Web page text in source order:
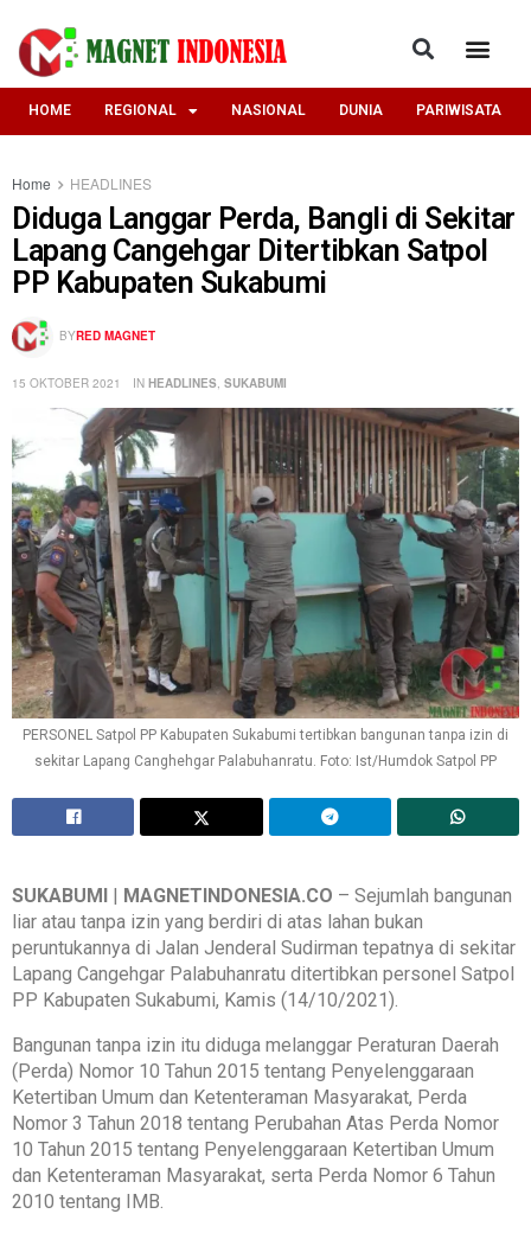
HOME REGIONAL NASIONAL DUNIA PARIWISATA
Home HEADLINES
Diduga Langgar Perda, Bangli di Sekitar
Lapang Cangehgar Ditertibkan Satpol
PP Kabupaten Sukabumi
BYRED MAGNET
15 OKTOBER 2021 IN HEADLINES SUKABUMI
PERSONEL Satpol PP Kabupaten Sukabumi tertibkan bangunan tanpa izin di
sekitar Lapang Canghehgar Palabuhanratu. Foto: Ist/Humdok Satpol PP
SUKABUMI | MAGNETINDONESIA.CO – Sejumlah bangunan
liar atau tanpa izin yang berdiri di atas lahan bukan
peruntukannya di Jalan Jenderal Sudirman tepatnya di sekitar
Lapang Cangehgar Palabuhanratu ditertibkan personel Satpol
PP Kabupaten Sukabumi, Kamis (14/10/2021).
Bangunan tanpa izin itu diduga melanggar Peraturan Daerah
(Perda) Nomor 10 Tahun 2015 tentang Penyelenggaraan
Ketertiban Umum dan Ketenteraman Masyarakat, Perda
Nomor 3 Tahun 2018 tentang Perubahan Atas Perda Nomor
10 Tahun 2015 tentang Penyelenggaraan Ketertiban Umum
dan Ketenteraman Masyarakat, serta Perda Nomor 6 Tahun
2010 tentang IMB.